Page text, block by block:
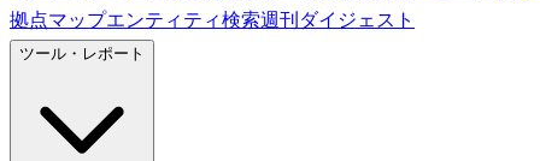
拠点マップエンティティ検索週刊ダイジェスト
ツール・レポート